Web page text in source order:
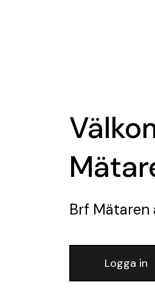
Brf Mätaren
Logga in